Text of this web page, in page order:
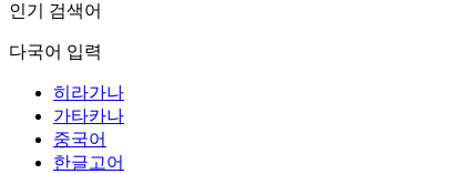
인기 검색어
다국어 입력
히라가나
가타카나
중국어
한글고어